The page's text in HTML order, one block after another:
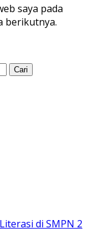
saya pada
berikutnya.